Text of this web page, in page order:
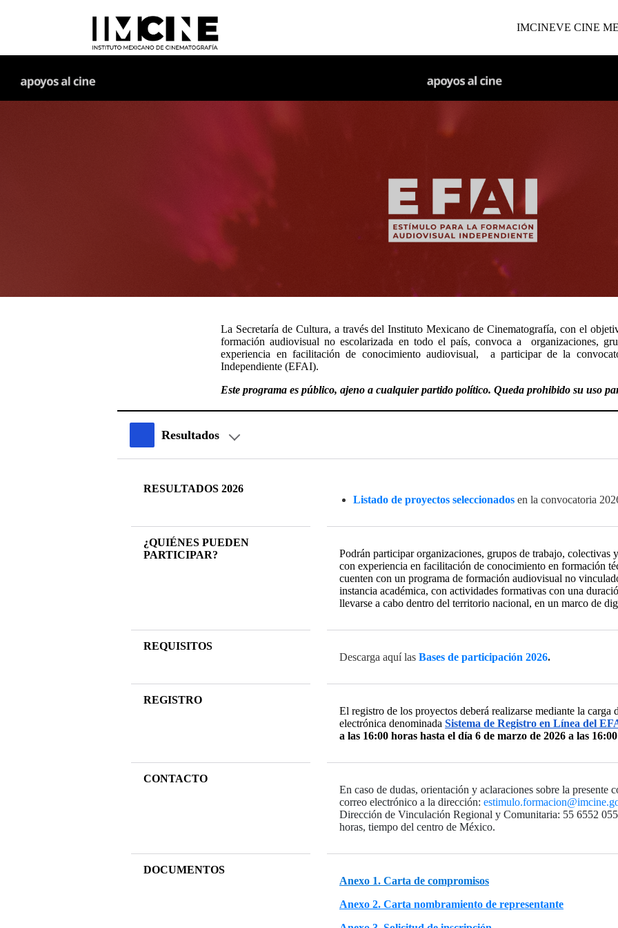
IMCINEVE CINE
La Secretaría de Cultura, a través del Instituto Mexicano de Cinematografía, con el
formación audiovisual no escolarizada en todo el país, convoca a organizaciones,
experiencia en facilitación de conocimiento audiovisual, a participar de la
Independiente (EFAI).
Este programa es público, ajeno a cualquier partido político. Queda prohibido su uso
Resultados
RESULTADOS 2026
Listado de proyectos seleccionados en la convocatoria
¿QUIÉNES PUEDEN
PARTICIPAR?
Podrán participar organizaciones, grupos de trabajo, colectivas
con experiencia en facilitación de conocimiento en formación
cuenten con un programa de formación audiovisual no
instancia académica, con actividades formativas con una
llevarse a cabo dentro del territorio nacional, en un marco de
REQUISITOS
Descarga aquí las Bases de participación 2026.
REGISTRO
El registro de los proyectos deberá realizarse mediante la
electrónica denominada Sistema de Registro en Línea del
a las 16:00 horas hasta el día 6 de marzo de 2026 a las
CONTACTO
En caso de dudas, orientación y aclaraciones sobre la presente
correo electrónico a la dirección:
Dirección de Vinculación Regional y Comunitaria: 55 6552
horas, tiempo del centro de México.
DOCUMENTOS
Anexo 1. Carta de compromisos
Anexo 2. Carta nombramiento de representante